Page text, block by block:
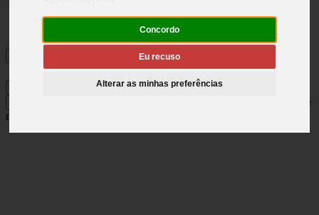
Concordo
Eu recuso
Alterar as minhas preferências
Carregue no ENTER para pesquisar e
no ESC para fechar